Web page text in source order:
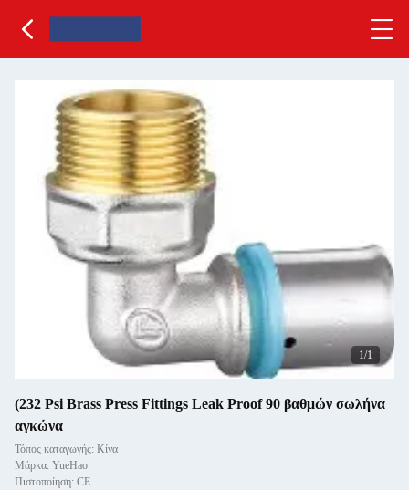
1/1
(232 Psi Brass Press Fittings Leak Proof 90 βαθμών σωλήνα
αγκώνα
Τόπος καταγωγής: Κίνα
Μάρκα: YueHao
Πιστοποίηση: CE